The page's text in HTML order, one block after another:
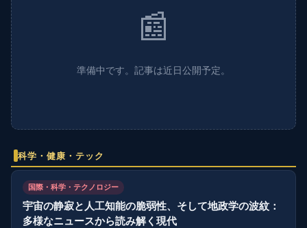
📰
準備中です。記事は近日公開予定。
科学・健康・テック
国際・科学・テクノロジー
宇宙の静寂と人工知能の脆弱性、そして地政学の波紋：
多様なニュースから読み解く現代